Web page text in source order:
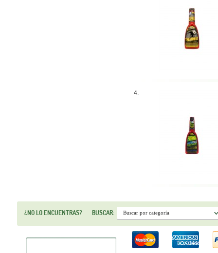
4.
¿NO LO ENCUENTRAS? BUSCAR: